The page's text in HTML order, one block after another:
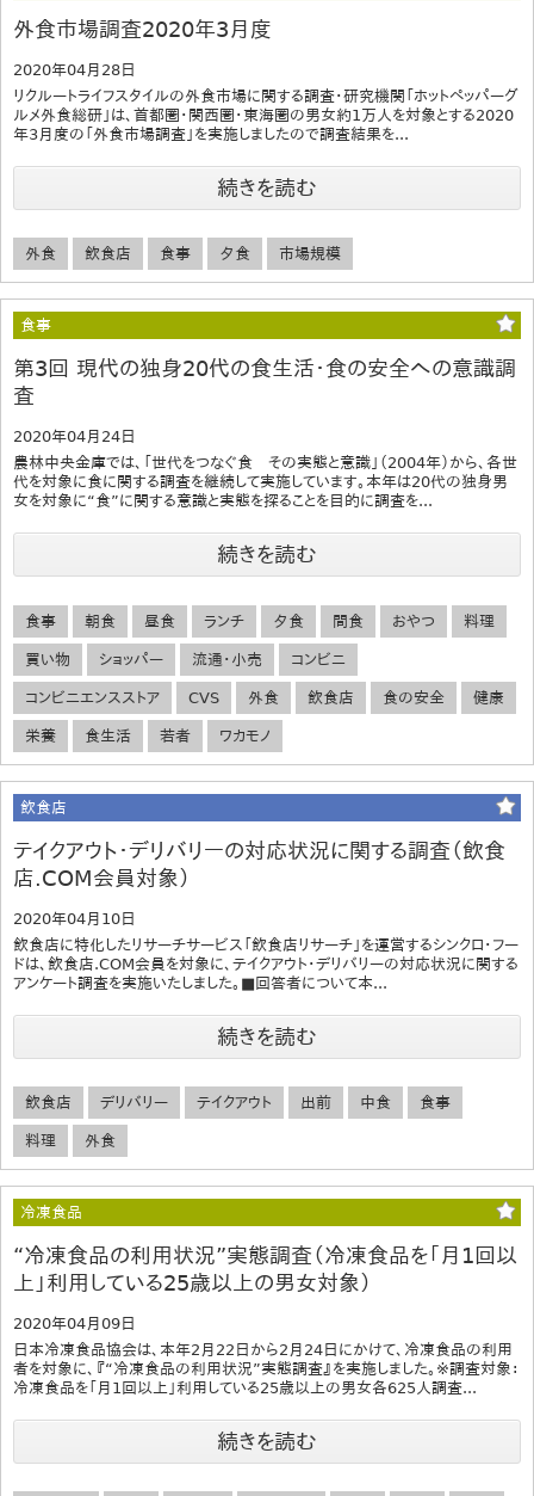
外食市場調査2020年3月度
2020年04月28日
リクルートライフスタイルの外食市場に関する調査・研究機関「ホットペッパーグ
ルメ外食総研」は、首都圏・関西圏・東海圏の男女約1万人を対象とする2020
年3月度の「外食市場調査」を実施しましたので調査結果を...
続きを読む
外食 飲食店 食事 夕食 市場規模
食事
第3回 現代の独身20代の食生活・食の安全への意識調
査
2020年04月24日
農林中央金庫では、「世代をつなぐ食 その実態と意識」（2004年）から、各世
代を対象に食に関する調査を継続して実施しています。本年は20代の独身男
女を対象に“食”に関する意識と実態を探ることを目的に調査を...
続きを読む
食事 朝食 昼食 ランチ 夕食 間食 おやつ 料理
買い物 ショッパー 流通・小売 コンビニ
コンビニエンスストア CVS 外食 飲食店 食の安全 健康
栄養 食生活 若者 ワカモノ
飲食店
テイクアウト・デリバリーの対応状況に関する調査（飲食
店.COM会員対象）
2020年04月10日
飲食店に特化したリサーチサービス「飲食店リサーチ」を運営するシンクロ・フー
ドは、飲食店.COM会員を対象に、テイクアウト・デリバリーの対応状況に関する
アンケート調査を実施いたしました。■回答者について本...
続きを読む
飲食店 デリバリー テイクアウト 出前 中食 食事
料理 外食
冷凍食品
“冷凍食品の利用状況”実態調査（冷凍食品を「月1回以
上」利用している25歳以上の男女対象）
2020年04月09日
日本冷凍食品協会は、本年2月22日から2月24日にかけて、冷凍食品の利用
者を対象に、『“冷凍食品の利用状況”実態調査』を実施しました。※調査対象：
冷凍食品を「月1回以上」利用している25歳以上の男女各625人調査...
続きを読む